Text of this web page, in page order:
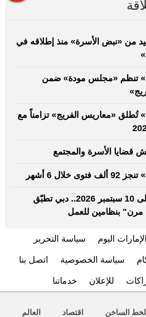
من «نبض الأسرة» منذ إطلاقه في
تنظم «مجلس مودة» ضمن
تُطلق «معاريس الفريج» تزامناً مع
قضايا الأسرة والمجتمع
خلال 6 أشهر
من 29 يونيو إلى 10 سبتمبر 2026.. دبي تطبّق
مرن" بنظامين للعمل
اليوم سياسة التحرير
سياسة الخصوصية اتصل بنا
للإعلان خدماتنا
الخط الساخن اقتصاد العالم